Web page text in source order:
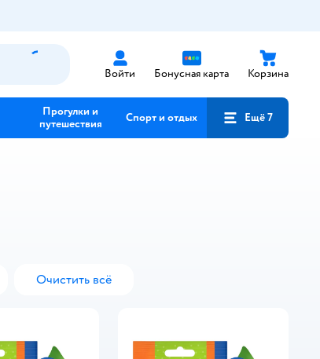
Войти Бонусная карта Корзина
Прогулки и
путешествия
Спорт и отдых Ещё 7
Очистить всё